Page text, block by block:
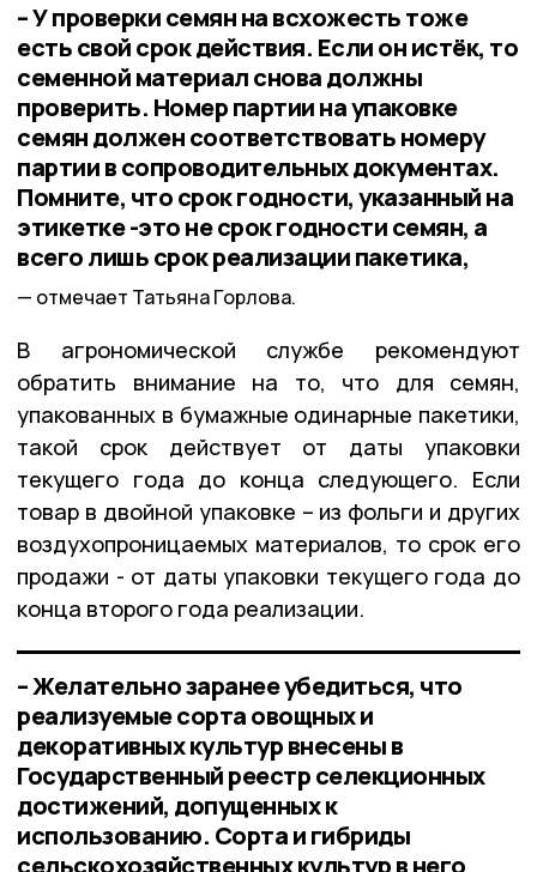
– У проверки семян на всхожесть тоже
есть свой срок действия. Если он истёк, то
семенной материал снова должны
проверить. Номер партии на упаковке
семян должен соответствовать номеру
партии в сопроводительных документах.
Помните, что срок годности, указанный на
этикетке -это не срок годности семян, а
всего лишь срок реализации пакетика,
отмечает Татьяна Горлова.
В агрономической службе рекомендуют
обратить внимание на то, что для семян,
упакованных в бумажные одинарные пакетики,
такой срок действует от даты упаковки
текущего года до конца следующего. Если
товар в двойной упаковке – из фольги и других
воздухопроницаемых материалов, то срок его
продажи - от даты упаковки текущего года до
конца второго года реализации.
– Желательно заранее убедиться, что
реализуемые сорта овощных и
декоративных культур внесены в
Государственный реестр селекционных
достижений, допущенных к
использованию. Сорта и гибриды
сельскохозяйственных культур в него